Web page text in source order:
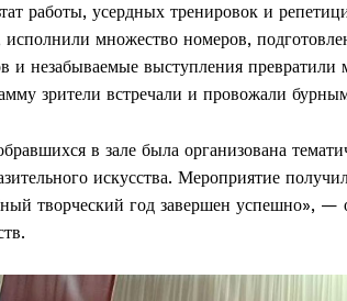
работы, усердных тренировок и
исполнили множество номеров,
и незабываемые выступления
зрители встречали и провожали
в зале была организована
искусства. Мероприятие
творческий год завершен успешно», —